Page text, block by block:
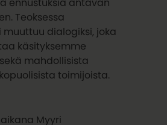
ennustuksia antavan
Teoksessa
dialogiksi, joka
käsityksemme
mahdollisista
toimijoista.
Myyri